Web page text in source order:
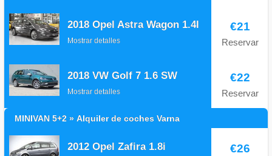
2018 Opel Astra Wagon 1.4I
Mostrar detalles
€21
Reservar
2018 VW Golf 7 1.6 SW
Mostrar detalles
€22
Reservar
MINIVAN 5+2 » Alquiler de coches Varna
2012 Opel Zafira 1.8i €26